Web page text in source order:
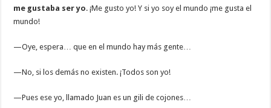
me gustaba ser yo. ¡Me gusto yo! Y si yo soy el mundo ¡me gusta el
mundo!
—Oye, espera… que en el mundo hay más gente…
—No, si los demás no existen. ¡Todos son yo!
—Pues ese yo, llamado Juan es un gili de cojones…